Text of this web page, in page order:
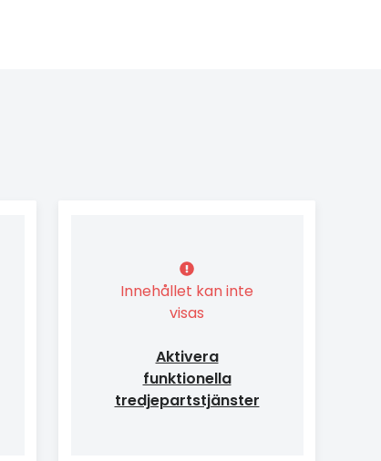
Innehållet kan inte
visas
Aktivera
funktionella
tredjepartstjänster